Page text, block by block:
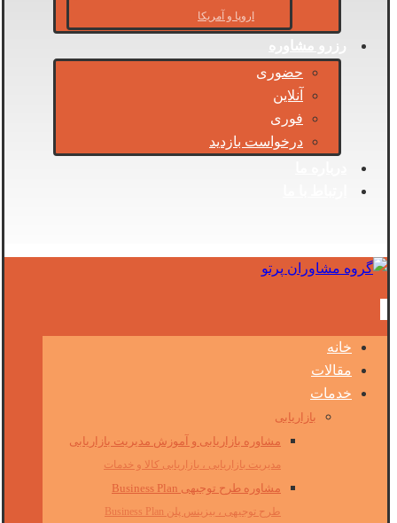
اروپا و آمریکا
رزرو مشاوره
حضوری
آنلاین
فوری
درخواست بازدید
خانه
مقالات
خدمات
بازاریابی
مشاوره بازاریابی و آموزش مدیریت بازاریابی
مدیریت بازاریابی ، بازاریابی کالا و خدمات
مشاوره طرح توجیهی Business Plan
طرح توجیهی ، بیزینس پلن Business Plan